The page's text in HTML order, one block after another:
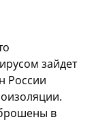
зайдет
России
в